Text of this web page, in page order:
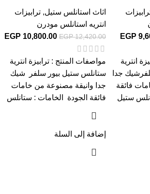
EGP
انترية
جدا
فائقة
ستيل
اثاث استانلس ستيل, ترابيزات
انتريه استانلس مودرن
EGP12,420.00
EGP 10,800.00
مواصفات المنتج : ترابيزة انترية
ستانلس ستيل بيور سلفر شيك
جدا وانيقة مصنوعة من خامات
فائقة الجودة الخامات : ستانلس
إضافة إلى السلة